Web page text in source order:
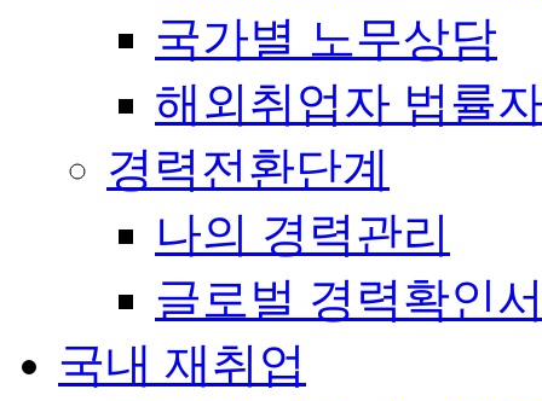
국가별 노무상담
해외취업자 법률
경력전환단계
나의 경력관리
글로벌 경력확인
국내 재취업